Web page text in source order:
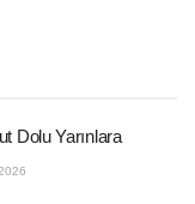
Dolu Yarınlara